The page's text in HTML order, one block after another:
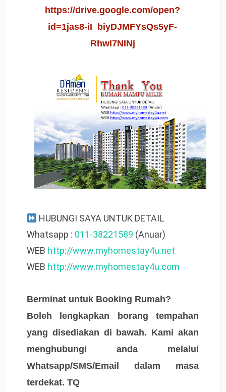
https://drive.google.com/open?
id=1jas8-iI_biyDJMFYsQs5yF-
RhwI7NINj
HUBUNGI SAYA UNTUK DETAIL
Whatsapp : 011-38221589 (Anuar)
WEB http://www.myhomestay4u.net
WEB http://www.myhomestay4u.com
Berminat untuk Booking Rumah?
Boleh lengkapkan borang tempahan
yang disediakan di bawah. Kami akan
menghubungi anda melalui
Whatsapp/SMS/Email dalam masa
terdekat. TQ